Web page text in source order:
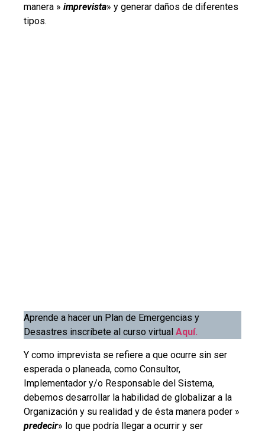
manera » imprevista» y generar daños de diferentes
tipos.
Aprende a hacer un Plan de Emergencias y
Desastres inscríbete al curso virtual Aquí.
Y como imprevista se refiere a que ocurre sin ser
esperada o planeada, como Consultor,
Implementador y/o Responsable del Sistema,
debemos desarrollar la habilidad de globalizar a la
Organización y su realidad y de ésta manera poder »
predecir» lo que podría llegar a ocurrir y ser